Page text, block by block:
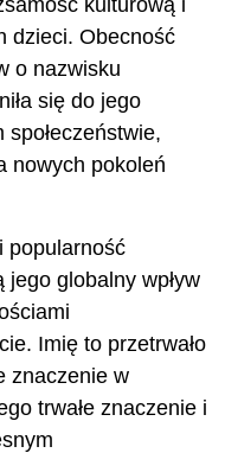
kulturową i
dzieci. Obecność
o nazwisku
się do jego
społeczeństwie,
nowych pokoleń
popularność
globalny wpływ
Imię to przetrwało
znaczenie w
trwałe znaczenie i